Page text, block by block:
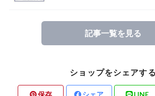
記事一覧を見る
ショップをシェアする